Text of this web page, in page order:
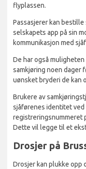
flyplassen.
Passasjerer kan
selskapets app på sin
kommunikasjon med
De har også
samkjøring noen dager
uønsket bryderi de kan
Brukere av
sjåførenes identitet
registreringsnummeret
Dette vil legge til et
Drosjer på
Drosjer kan plukke opp